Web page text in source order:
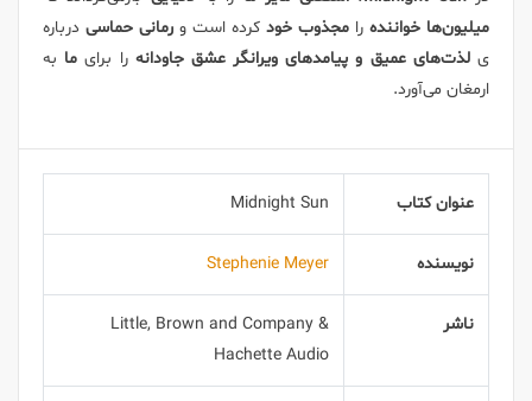
میلیون‌ها خواننده را مجذوب خود کرده است و رمانی حماسی درباره
یلذت‌های عمیق و پیامدهای ویرانگر عشق جاودانه را برایما به
ارمغان می‌آورد.
عنوان کتاب Midnight Sun
نویسنده Stephenie Meyer
ناشر
Little, Brown and Company &
Hachette Audio